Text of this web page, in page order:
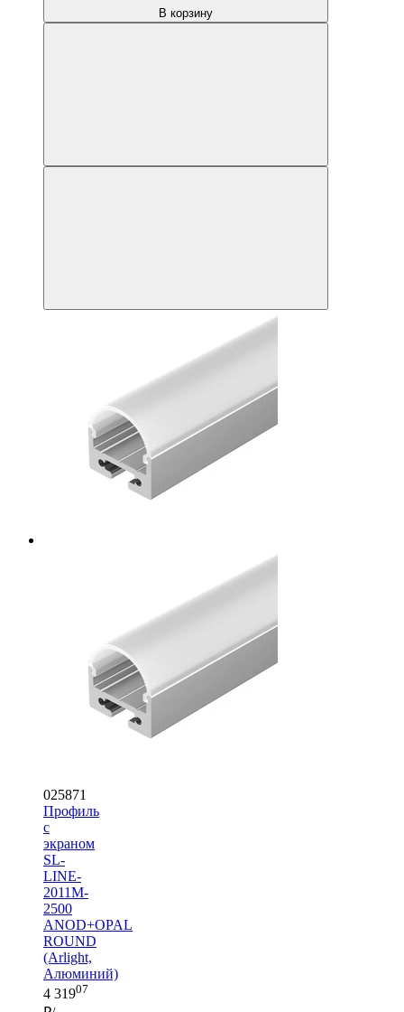
В корзину
025871
Профиль
с
экраном
SL-
LINE-
2011M-
2500
ANOD+OPAL
ROUND
(Arlight,
Алюминий)
4 31907